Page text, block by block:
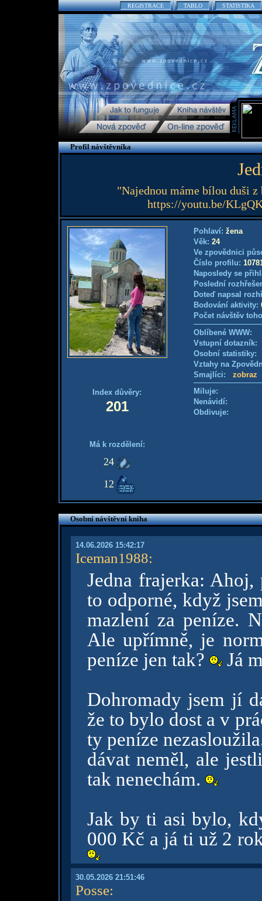
REGISTRACE TABLO STATISTIKA
Profil návštěvníka
"Najednou máme bílou duši
https://youtu.be/
Index důvěry:
201
Má k rozdělení:
24
12
Pohlaví: žena
Věk: 24
Ve zpovědnici
Číslo profilu:
Naposledy se
Poslední
Doteď napsal
Bodování aktivity:
Počet návštěv
Oblíbené WWW:
Vstupní
Osobní
Vztahy na
Smajlíci: zobraz
Miluje:
Nenávidí:
Obdivuje:
Osobní návštěvní kniha
14.06.2026 15:42:17
Iceman1988:
Jedna frajerka:
to odporné, když
mazlení za peníze.
Ale upřímně, je
peníze jen tak?
Já
Dohromady jsem jí
že to bylo dost a v
ty peníze
dávat neměl, ale
tak nenechám.
Jak by ti asi bylo,
000 Kč a já ti už 2
30.05.2026 21:51:46
Posse: